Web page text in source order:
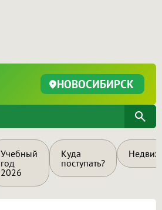
НОВОСИБИРСК
Учебный
год
2026
Куда
поступать?